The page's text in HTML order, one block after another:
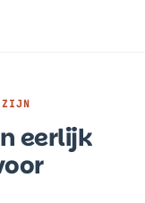
eerlijk